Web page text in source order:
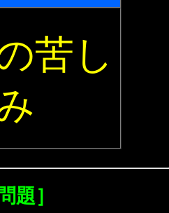
苦し
題］